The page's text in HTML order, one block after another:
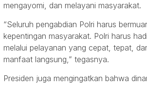
mengayomi, dan melayani masyarakat.
“Seluruh pengabdian Polri harus
kepentingan masyarakat. Polri harus
melalui pelayanan yang cepat, tepat,
manfaat langsung,” tegasnya.
Presiden juga mengingatkan bahwa